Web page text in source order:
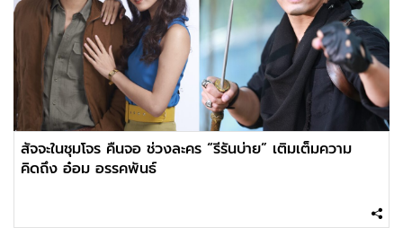
สัจจะในชุมโจร คืนจอ ช่วงละคร “รีรันบ่าย” เติมเต็มความ
คิดถึง อ๋อม อรรคพันธ์